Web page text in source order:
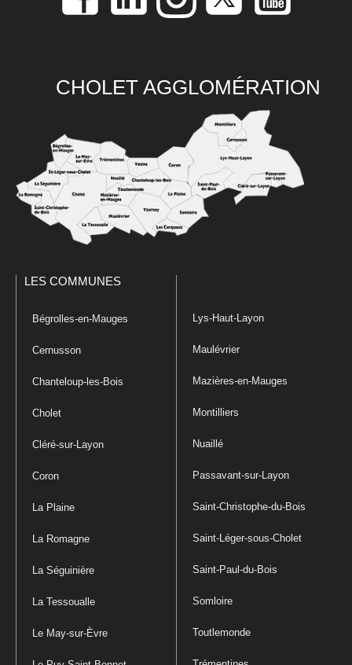
CHOLET AGGLOMÉRATION
LES COMMUNES
Bégrolles-en-Mauges
Cernusson
Chanteloup-les-Bois
Cholet
Cléré-sur-Layon
Coron
La Plaine
La Romagne
La Séguinière
La Tessoualle
Le May-sur-Èvre
Lys-Haut-Layon
Maulévrier
Mazières-en-Mauges
Montilliers
Nuaillé
Passavant-sur-Layon
Saint-Christophe-du-Bois
Saint-Léger-sous-Cholet
Saint-Paul-du-Bois
Somloire
Toutlemonde